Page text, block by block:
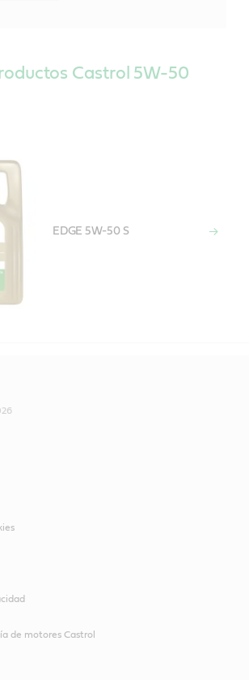
Castrol 5W-50
EDGE 5W-50 S
de motores Castrol